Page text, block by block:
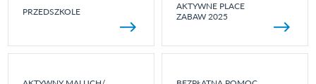
PRZEDSZKOLE
AKTYWNE PLACE
ZABAW 2025